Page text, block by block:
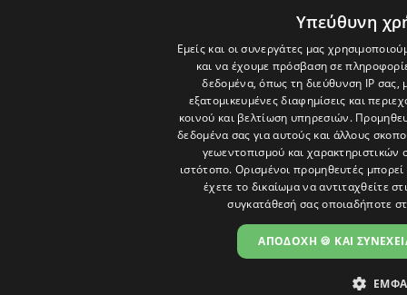
Υπεύθυνη
Εμείς και οι συνεργάτες μας
και να έχουμε πρόσβαση σε
δεδομένα, όπως τη διεύθυνση IP σας,
εξατομικευμένες διαφημίσεις και
κοινού και βελτίωση υπηρεσιών.
δεδομένα σας για αυτούς και άλλους
γεωεντοπισμού και χαρακτηριστικών
ιστότοπο. Ορισμένοι προμηθευτές
έχετε το δικαίωμα να αντιταχθείτε
συγκατάθεσή σας οποιαδήποτε
ΑΠΟΔΟΧΗ 🍪 ΚΑΙ